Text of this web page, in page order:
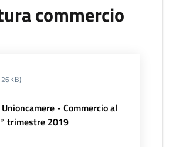
commercio
- Commercio al
trimestre 2019